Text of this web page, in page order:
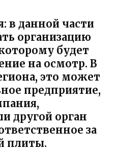
: в данной части
организацию
будет
на осмотр. В
это может
предприятие,
другой орган
за
плиты.